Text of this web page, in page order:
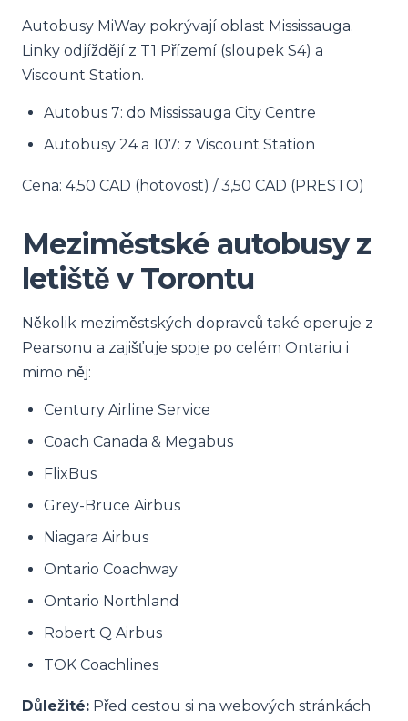
Autobusy MiWay pokrývají oblast Mississauga.
Linky odjíždějí z T1 Přízemí (sloupek S4) a
Viscount Station.
Autobus 7: do Mississauga City Centre
Autobusy 24 a 107: z Viscount Station
Cena: 4,50 CAD (hotovost) / 3,50 CAD (PRESTO)
Meziměstské autobusy z
letiště v Torontu
Několik meziměstských dopravců také operuje z
Pearsonu a zajišťuje spoje po celém Ontariu i
mimo něj:
Century Airline Service
Coach Canada & Megabus
FlixBus
Grey-Bruce Airbus
Niagara Airbus
Ontario Coachway
Ontario Northland
Robert Q Airbus
TOK Coachlines
Důležité: Před cestou si na webových stránkách